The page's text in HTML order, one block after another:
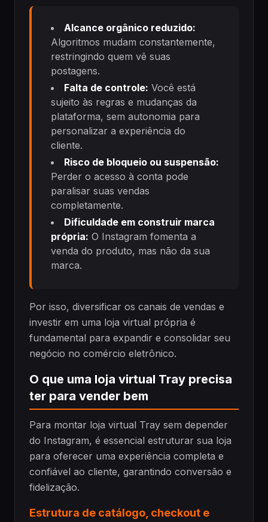
Alcance orgânico reduzido:
Algoritmos mudam constantemente,
restringindo quem vê suas
postagens.
Falta de controle: Você está
sujeito às regras e mudanças da
plataforma, sem autonomia para
personalizar a experiência do
cliente.
Risco de bloqueio ou suspensão:
Perder o acesso à conta pode
paralisar suas vendas
completamente.
Dificuldade em construir marca
própria: O Instagram fomenta a
venda do produto, mas não da sua
marca.
Por isso, diversificar os canais de vendas e
investir em uma loja virtual própria é
fundamental para expandir e consolidar seu
negócio no comércio eletrônico.
O que uma loja virtual Tray precisa
ter para vender bem
Para montar loja virtual Tray sem depender
do Instagram, é essencial estruturar sua loja
para oferecer uma experiência completa e
confiável ao cliente, garantindo conversão e
fidelização.
Estrutura de catálogo, checkout e